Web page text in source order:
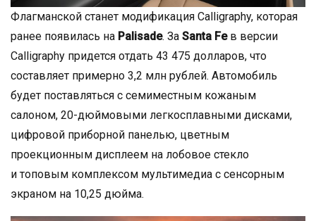
Флагманской станет модификация Calligraphy, которая
ранее появилась на Palisade. За Santa Feв версии
Calligraphy придется отдать 43 475 долларов, что
составляет примерно 3,2 млн рублей. Автомобиль
будет поставляться с семиместным кожаным
салоном, 20-дюймовыми легкосплавными дисками,
цифровой приборной панелью, цветным
проекционным дисплеем на лобовое стекло
и топовым комплексом мультимедиа с сенсорным
экраном на 10,25 дюйма.